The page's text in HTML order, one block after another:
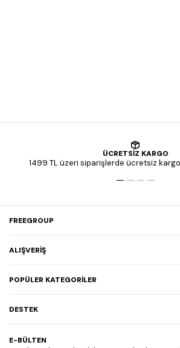
ÜCRETSİZ KARGO
1499 TL üzeri siparişlerde ücretsiz kargo
FREEGROUP
ALIŞVERİŞ
POPÜLER KATEGORİLER
DESTEK
E-BÜLTEN